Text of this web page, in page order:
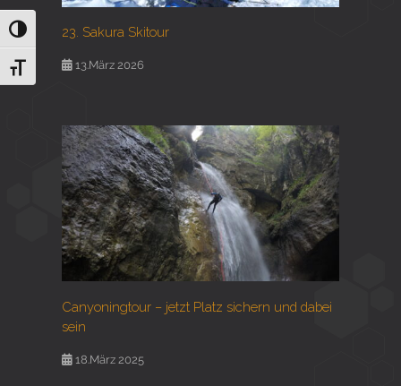
Umschalten auf hohe Kontraste
Schrift vergrößern
23. Sakura Skitour
13.März 2026
Canyoningtour – jetzt Platz sichern und dabei
sein
18.März 2025